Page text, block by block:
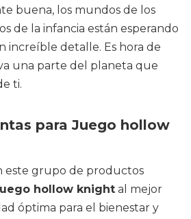
buena, los mundos de los
de la infancia están esperando
increíble detalle. Es hora de
una parte del planeta que
ti.
para Juego hollow
este grupo de productos
hollow knight al mejor
óptima para el bienestar y